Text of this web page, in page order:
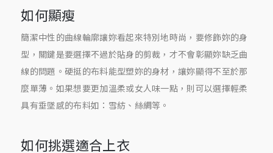
如何顯瘦
簡潔中性的曲線輪廓讓妳看起來特別地時尚，要修飾妳的身
型，關鍵是要選擇不過於貼身的剪裁，才不會彰顯妳缺乏曲
線的問題。硬挺的布料能型塑妳的身材，讓妳顯得不至於那
麼單薄。如果想要更加溫柔或女人味一點，則可以選擇輕柔
具有垂墜感的布料如：雪紡、絲綢等。
如何挑選適合上衣